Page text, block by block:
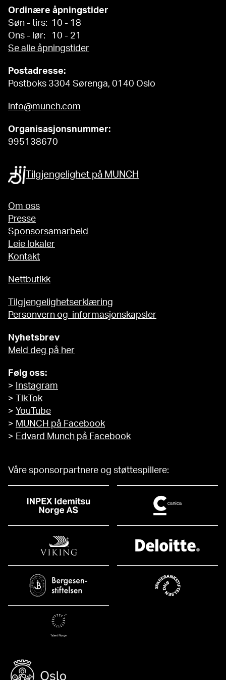
Ordinære åpningstider
Søn - tirs: 10 - 18
Ons - lør: 10 - 21
Se alle åpningstider
Postadresse:
Postboks 3304 Sørenga, 0140 Oslo
info@munch.com
Organisasjonsnummer:
995138670
Tilgjengelighet på MUNCH
Om oss
Presse
Sponsorsamarbeid
Leie lokaler
Kontakt
Nettbutikk
Tilgjengelighetserklæring
Personvern og informasjonskapsler
Nyhetsbrev
Meld deg på her
Følg oss:
>
Instagram
>
TikTok
> YouTube
> MUNCH på Facebook
> Edvard Munch på Facebook
Våre sponsorpartnere og støttespillere: